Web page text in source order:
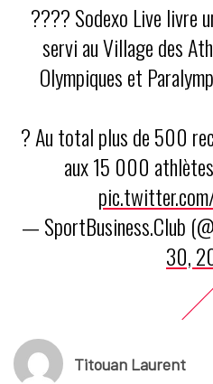
?‍??‍? Sodexo Live livre
servi au Village des
Olympiques et
? Au total plus de 500
aux 15 000
— SportBusiness.Club
30,
Titouan Laurent